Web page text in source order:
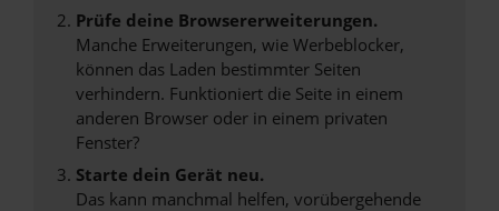
Prüfe deine Browsererweiterungen.
Manche Erweiterungen, wie Werbeblocker,
können das Laden bestimmter Seiten
verhindern. Funktioniert die Seite in einem
anderen Browser oder in einem privaten
Fenster?
Starte dein Gerät neu.
Das kann manchmal helfen, vorübergehende